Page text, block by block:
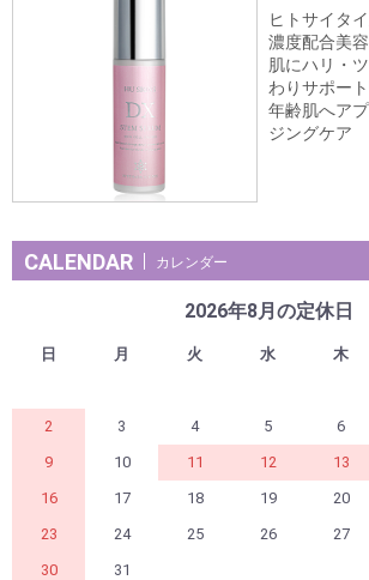
ヒトサイタ
濃度配合美
肌にハリ・
わりサポー
年齢肌へア
ジングケア
CALENDAR カレンダー
2026年8月の定休日
日 月 火 水 木
2
3 4 5 6
9
10 11 12 13
16
17 18 19 20
23
24 25 26 27
30
31